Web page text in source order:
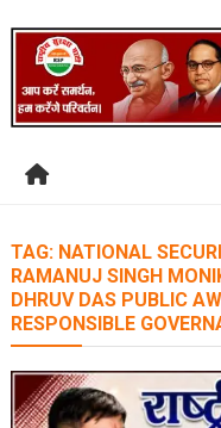
TAG: NATIONAL
RAMANUJ SINGH
DHRUV DAS PUBLIC
RESPONSIBLE